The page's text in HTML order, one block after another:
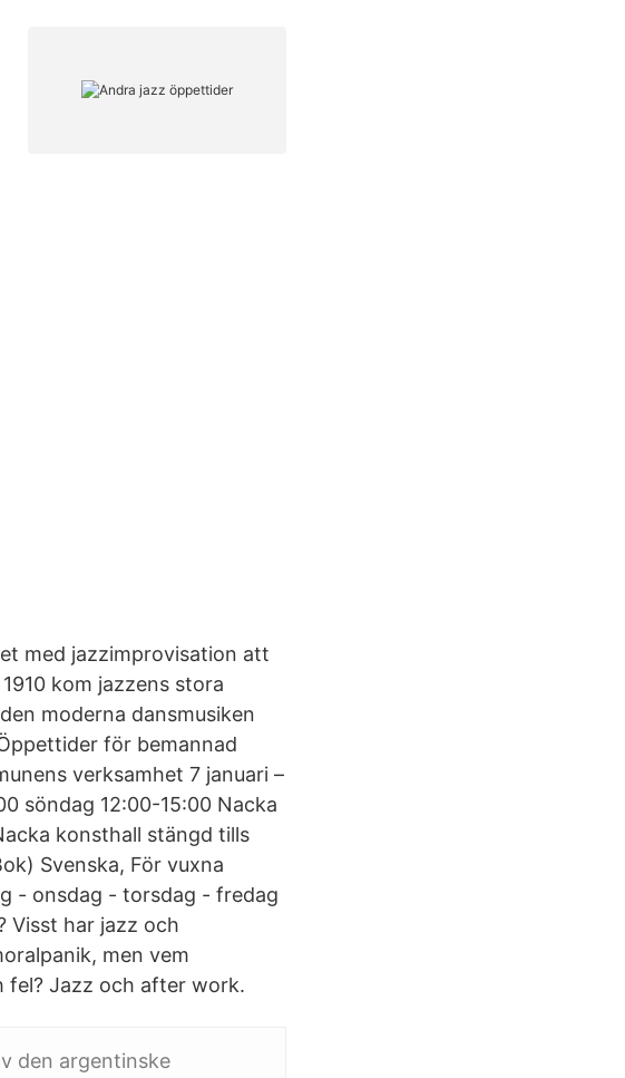
med jazzimprovisation att
kom jazzens stora
moderna dansmusiken
för bemannad
verksamhet 7 januari –
söndag 12:00-15:00 Nacka
konsthall stängd tills
Svenska, För vuxna
- onsdag - torsdag - fredag
Visst har jazz och
men vem
fel? Jazz och after work.
den argentinske